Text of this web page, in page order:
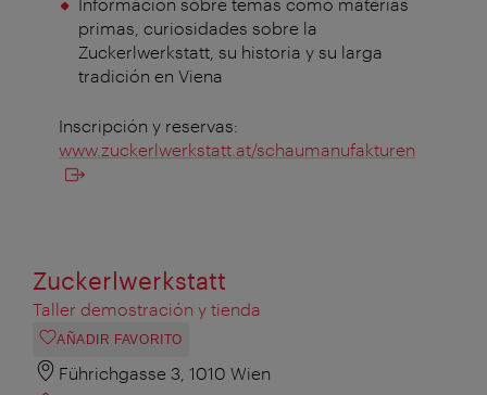
primas, curiosidades sobre la
Zuckerlwerkstatt, su historia y su larga
tradición en Viena
Inscripción y reservas:
www.zuckerlwerkstatt.at/schaumanufakturen
Zuckerlwerkstatt
Taller demostración y tienda
AÑADIR FAVORITO
Führichgasse 3, 1010 Wien